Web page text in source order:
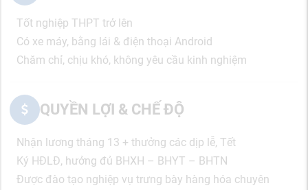
Tốt nghiệp THPT trở lên
Có xe máy, bằng lái & điện thoại Android
Chăm chỉ, chịu khó, không yêu cầu kinh nghiệm
QUYỀN LỢI & CHẾ ĐỘ
Nhận lương tháng 13 + thưởng các dịp lễ, Tết
Ký HĐLĐ, hưởng đủ BHXH – BHYT – BHTN
Được đào tạo nghiệp vụ trưng bày hàng hóa chuyên